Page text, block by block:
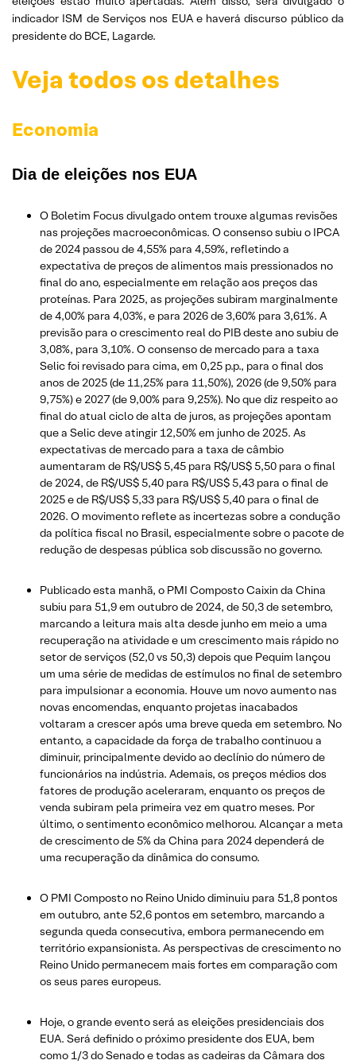
indicador ISM de Serviços nos EUA e haverá discurso público da
presidente do BCE, Lagarde.
Veja todos os detalhes
Economia
Dia de eleições nos EUA
O Boletim Focus divulgado ontem trouxe algumas revisões
nas projeções macroeconômicas. O consenso subiu o IPCA
de 2024 passou de 4,55% para 4,59%, refletindo a
expectativa de preços de alimentos mais pressionados no
final do ano, especialmente em relação aos preços das
proteínas. Para 2025, as projeções subiram marginalmente
de 4,00% para 4,03%, e para 2026 de 3,60% para 3,61%. A
previsão para o crescimento real do PIB deste ano subiu de
3,08%, para 3,10%. O consenso de mercado para a taxa
Selic foi revisado para cima, em 0,25 p.p., para o final dos
anos de 2025 (de 11,25% para 11,50%), 2026 (de 9,50% para
9,75%) e 2027 (de 9,00% para 9,25%). No que diz respeito ao
final do atual ciclo de alta de juros, as projeções apontam
que a Selic deve atingir 12,50% em junho de 2025. As
expectativas de mercado para a taxa de câmbio
aumentaram de R$/US$ 5,45 para R$/US$ 5,50 para o final
de 2024, de R$/US$ 5,40 para R$/US$ 5,43 para o final de
2025 e de R$/US$ 5,33 para R$/US$ 5,40 para o final de
2026. O movimento reflete as incertezas sobre a condução
da política fiscal no Brasil, especialmente sobre o pacote de
redução de despesas pública sob discussão no governo.
Publicado esta manhã, o PMI Composto Caixin da China
subiu para 51,9 em outubro de 2024, de 50,3 de setembro,
marcando a leitura mais alta desde junho em meio a uma
recuperação na atividade e um crescimento mais rápido no
setor de serviços (52,0 vs 50,3) depois que Pequim lançou
um uma série de medidas de estímulos no final de setembro
para impulsionar a economia. Houve um novo aumento nas
novas encomendas, enquanto projetas inacabados
voltaram a crescer após uma breve queda em setembro. No
entanto, a capacidade da força de trabalho continuou a
diminuir, principalmente devido ao declínio do número de
funcionários na indústria. Ademais, os preços médios dos
fatores de produção aceleraram, enquanto os preços de
venda subiram pela primeira vez em quatro meses. Por
último, o sentimento econômico melhorou. Alcançar a meta
de crescimento de 5% da China para 2024 dependerá de
uma recuperação da dinâmica do consumo.
O PMI Composto no Reino Unido diminuiu para 51,8 pontos
em outubro, ante 52,6 pontos em setembro, marcando a
segunda queda consecutiva, embora permanecendo em
território expansionista. As perspectivas de crescimento no
Reino Unido permanecem mais fortes em comparação com
os seus pares europeus.
Hoje, o grande evento será as eleições presidenciais dos
EUA. Será definido o próximo presidente dos EUA, bem
como 1/3 do Senado e todas as cadeiras da Câmara dos